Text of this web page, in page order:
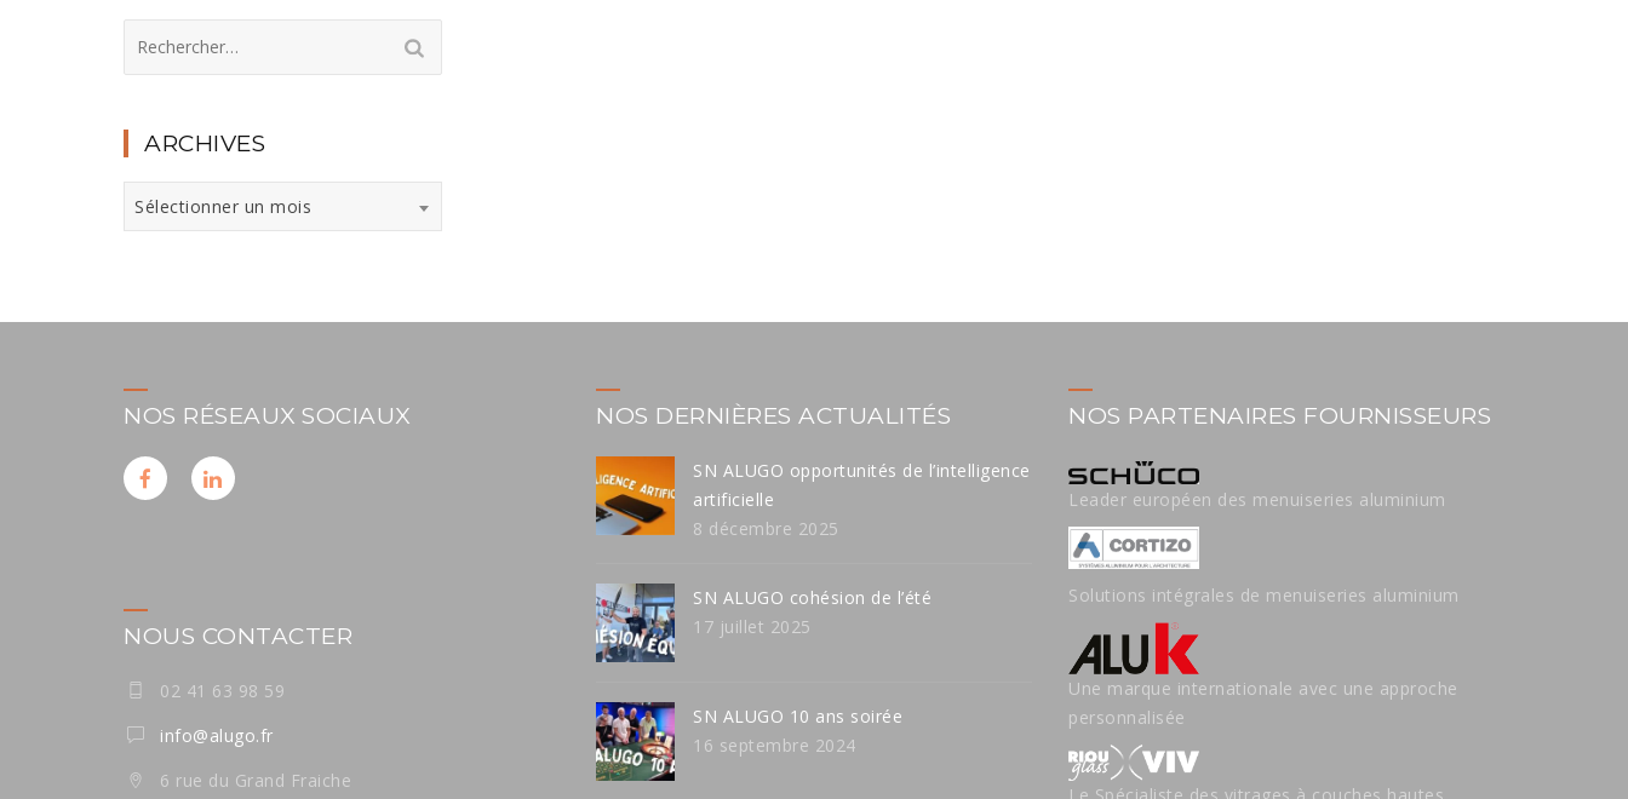
ARCHIVES
Archives
Sélectionner un mois
NOS RÉSEAUX SOCIAUX
NOUS CONTACTER
02 41 63 98 59
info@alugo.fr
6 rue du Grand Fraiche
NOS DERNIÈRES ACTUALITÉS
SN ALUGO opportunités de l’intelligence
artificielle
8 décembre 2025
SN ALUGO cohésion de l’été
17 juillet 2025
SN ALUGO 10 ans soirée
16 septembre 2024
NOS PARTENAIRES FOURNISSEURS
Leader européen des menuiseries aluminium
Solutions intégrales de menuiseries aluminium
Une marque internationale avec une approche
personnalisée